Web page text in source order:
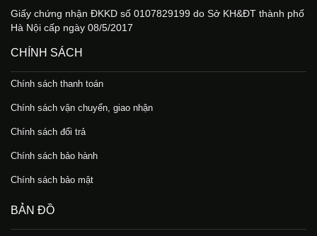
Giấy chứng nhận ĐKKD số 0107829199 do Sở KH&ĐT thành phố
Hà Nội cấp ngày 08/5/2017
CHÍNH SÁCH
Chính sách thanh toán
Chính sách vận chuyển, giao nhận
Chính sách đổi trả
Chính sách bảo hành
Chính sách bảo mật
BẢN ĐỒ